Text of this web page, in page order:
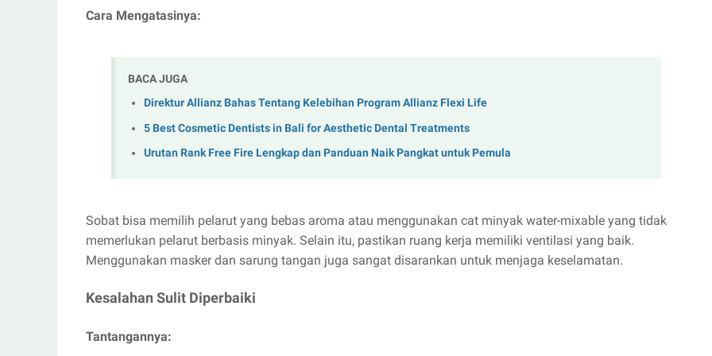
Cara Mengatasinya:
BACA JUGA
Direktur Allianz Bahas Tentang Kelebihan Program Allianz Flexi Life
5 Best Cosmetic Dentists in Bali for Aesthetic Dental Treatments
Urutan Rank Free Fire Lengkap dan Panduan Naik Pangkat untuk Pemula
Sobat bisa memilih pelarut yang bebas aroma atau menggunakan cat minyak water-mixable yang tidak
memerlukan pelarut berbasis minyak. Selain itu, pastikan ruang kerja memiliki ventilasi yang baik.
Menggunakan masker dan sarung tangan juga sangat disarankan untuk menjaga keselamatan.
Kesalahan Sulit Diperbaiki
Tantangannya: